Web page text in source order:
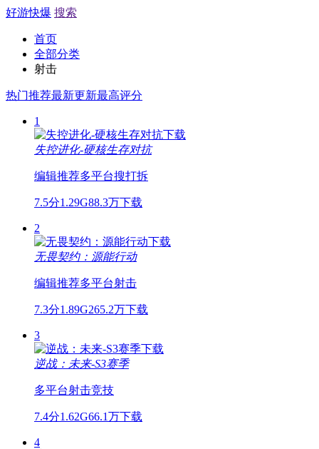
好游快爆 搜索
首页
全部分类
射击
热门推荐最新更新最高评分
1
失控进化-硬核生存对抗
编辑推荐多平台搜打拆
7.5分1.29G88.3万下载
2
无畏契约：源能行动
编辑推荐多平台射击
7.3分1.89G265.2万下载
3
逆战：未来-S3赛季
多平台射击竞技
7.4分1.62G66.1万下载
4